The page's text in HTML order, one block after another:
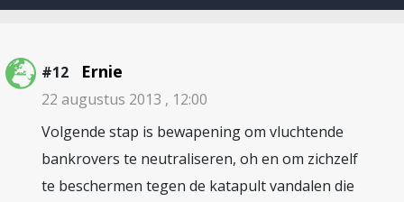
#12 Ernie
22 augustus 2013 , 12:00
Volgende stap is bewapening om vluchtende
bankrovers te neutraliseren, oh en om zichzelf
te beschermen tegen de katapult vandalen die